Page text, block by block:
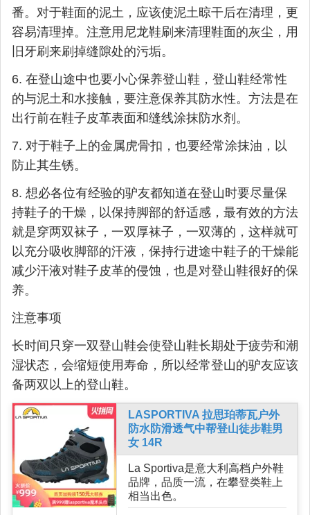
番。对于鞋面的泥土，应该使泥土晾干后在清理，更
容易清理掉。注意用尼龙鞋刷来清理鞋面的灰尘，用
旧牙刷来刷掉缝隙处的污垢。
6. 在登山途中也要小心保养登山鞋，登山鞋经常性
的与泥土和水接触，要注意保养其防水性。方法是在
出行前在鞋子皮革表面和缝线涂抹防水剂。
7. 对于鞋子上的金属虎骨扣，也要经常涂抹油，以
防止其生锈。
8. 想必各位有经验的驴友都知道在登山时要尽量保
持鞋子的干燥，以保持脚部的舒适感，最有效的方法
就是穿两双袜子，一双厚袜子，一双薄的，这样就可
以充分吸收脚部的汗液，保持行进途中鞋子的干燥能
减少汗液对鞋子皮革的侵蚀，也是对登山鞋很好的保
养。
注意事项
​长时间只穿一双登山鞋会使登山鞋长期处于疲劳和潮
湿状态，会缩短使用寿命，所以经常登山的驴友应该
备两双以上的登山鞋。
LASPORTIVA 拉思珀蒂瓦户外
防水防滑透气中帮登山徒步鞋男
女 14R
La Sportiva是意大利高档户外鞋
品牌，品质一流，在攀登类鞋上
相当出色。